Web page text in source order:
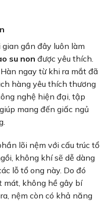
gần đây luôn làm
su non được yêu thích.
ngay từ khi ra mắt đã
hàng yêu thích thương
nghệ hiện đại, tập
mang đến giấc ngủ
lõi nệm với cấu trúc tổ
không khí sẽ dễ dàng
lỗ tổ ong này. Do đó
mát, không hề gây bí
nệm còn có khả năng